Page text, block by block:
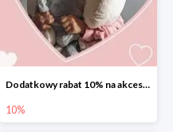
Dodatkowy rabat 10% na akcesoria dziecięce
10%